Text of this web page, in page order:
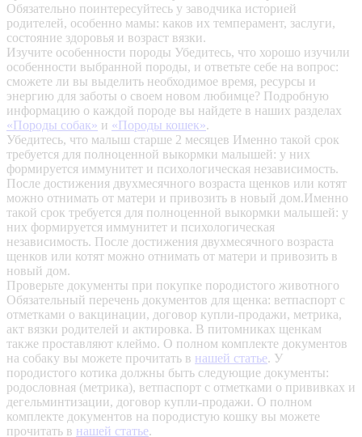
Обязательно поинтересуйтесь у заводчика историей
родителей, особенно мамы: каков их темперамент, заслуги,
состояние здоровья и возраст вязки.
Изучите особенности породы Убедитесь, что хорошо изучили
особенности выбранной породы, и ответьте себе на вопрос:
сможете ли вы выделить необходимое время, ресурсы и
энергию для заботы о своем новом любимце? Подробную
информацию о каждой породе вы найдете в наших разделах
«Породы собак» и «Породы кошек».
Убедитесь, что малыш старше 2 месяцев Именно такой срок
требуется для полноценной выкормки малышей: у них
формируется иммунитет и психологическая независимость.
После достижения двухмесячного возраста щенков или котят
можно отнимать от матери и привозить в новый дом.Именно
такой срок требуется для полноценной выкормки малышей: у
них формируется иммунитет и психологическая
независимость. После достижения двухмесячного возраста
щенков или котят можно отнимать от матери и привозить в
новый дом.
Проверьте документы при покупке породистого животного
Обязательный перечень документов для щенка: ветпаспорт с
отметками о вакцинации, договор купли-продажи, метрика,
акт вязки родителей и актировка. В питомниках щенкам
также проставляют клеймо. О полном комплекте документов
на собаку вы можете прочитать в нашей статье. У
породистого котика должны быть следующие документы:
родословная (метрика), ветпаспорт с отметками о прививках и
дегельминтизации, договор купли-продажи. О полном
комплекте документов на породистую кошку вы можете
прочитать в нашей статье.